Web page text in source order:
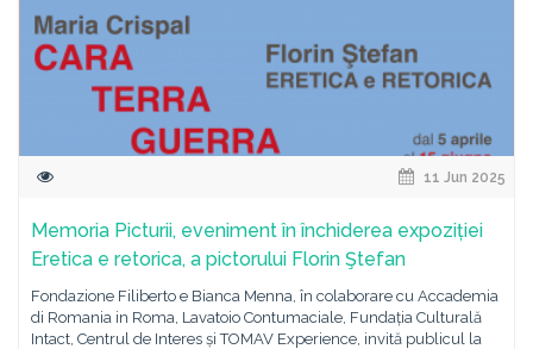
11 Jun 2025
Memoria Picturii, eveniment în închiderea expoziției
Eretica e retorica, a pictorului Florin Ştefan
Fondazione Filiberto e Bianca Menna, în colaborare cu Accademia
di Romania in Roma, Lavatoio Contumaciale, Fundația Culturală
Intact, Centrul de Interes și TOMAV Experience, invită publicul la